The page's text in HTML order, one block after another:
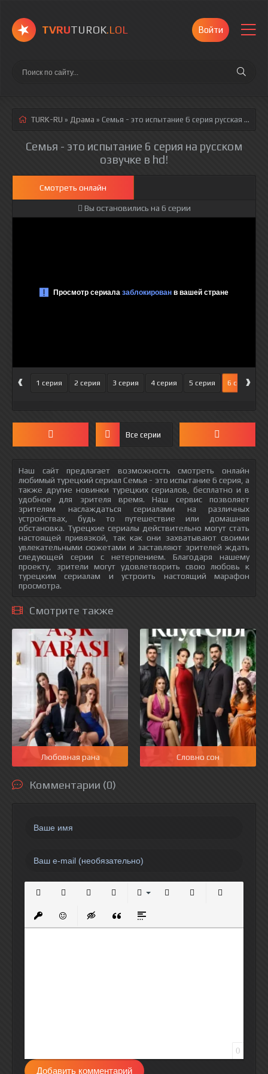
TVRUTUROK.LOL Войти
TURK-RU » Драма » Семья - это испытание 6 серия русская озвучка полностью смотреть онлайн!
Семья - это испытание 6 серия на русском
озвучке в hd!
Смотреть онлайн
Вы остановились на 6 серии
‹ 1 серия 2 серия 3 серия 4 серия 5 серия 6 серия
›
Все серии
Наш сайт предлагает возможность смотреть онлайн
любимый турецкий сериал Семья - это испытание 6 серия, а
также другие новинки турецких сериалов, бесплатно и в
удобное для зрителя время. Наш сервис позволяет
зрителям наслаждаться сериалами на различных
устройствах, будь то путешествие или домашняя
обстановка. Турецкие сериалы действительно могут стать
настоящей привязкой, так как они захватывают своими
увлекательными сюжетами и заставляют зрителей ждать
следующей серии с нетерпением. Благодаря нашему
проекту, зрители могут удовлетворить свою любовь к
турецким сериалам и устроить настоящий марафон
просмотра.
Смотрите также
Любовная рана Словно сон
Комментарии (0)
Вставить защищенную ссылку
Вставить смайлик
Вставка скрытого текста
Вставка цитаты
Вставка спойлера
0
Добавить комментарий